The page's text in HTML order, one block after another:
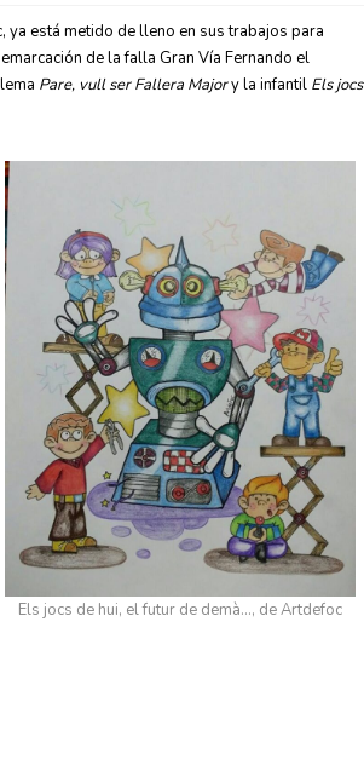
está metido de lleno en sus trabajos para
de la falla Gran Vía Fernando el
Pare, vull ser Fallera Majory la infantil Els jocs
Els jocs de hui, el futur de demà…, de Artdefoc